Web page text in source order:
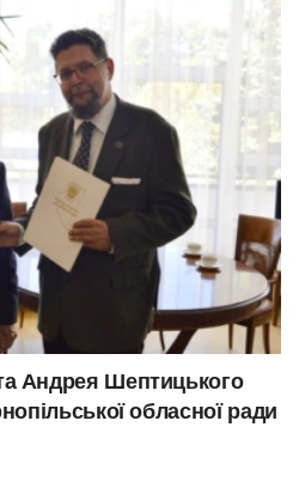
Андрея Шептицького
обласної ради